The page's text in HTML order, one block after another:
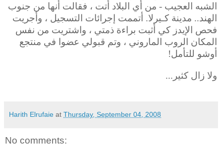
الشبه العجيب - من أي البلاد أتت ، فقالت أنها من جنوب
الهند.. مدينة كـيرلا. أتممت إجرائات التسجيل ، وأجريت
فحص الإيدز كي أثبت براءة ذمتي ، واشتريت من نفس
المكان الروب الماروني ، وتم قبولي عضوا في منتجع
أوشو للتأمل!
ولا زال كثير...
Harith Elrufaie at Thursday, September 04, 2008
No comments: